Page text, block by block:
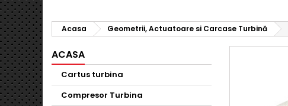
Acasa Geometrii, Actuatoare si Carcase Turbină
ACASA
Cartus turbina
Compresor Turbina